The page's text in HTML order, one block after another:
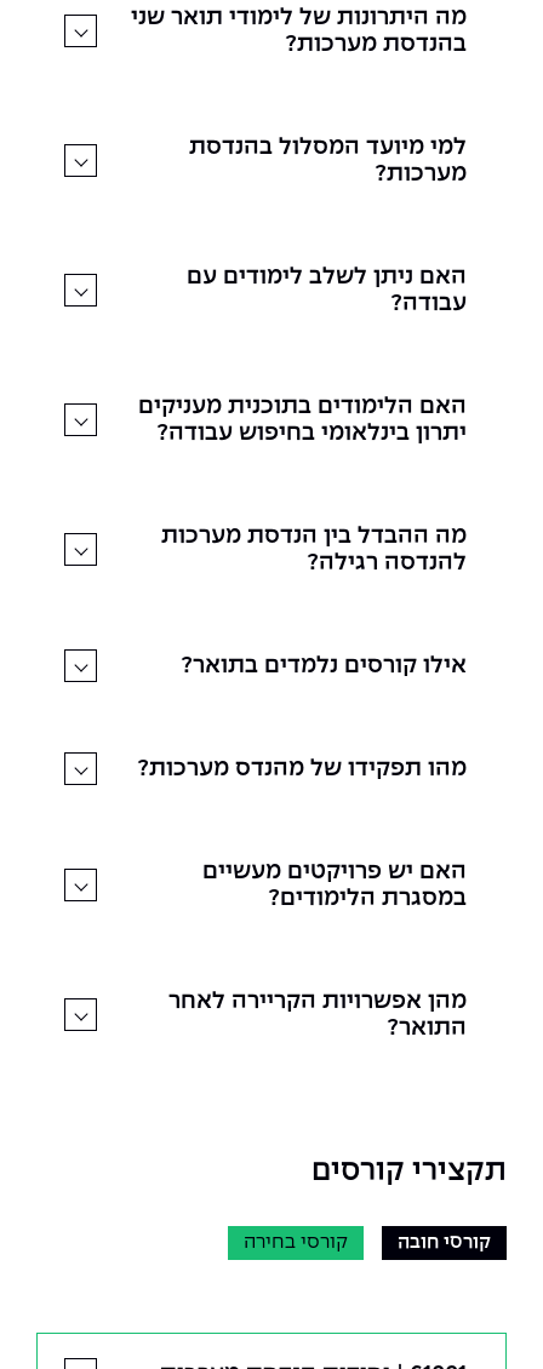
מה היתרונות של לימודי תואר שני
בהנדסת מערכות?
למי מיועד המסלול בהנדסת
מערכות?
האם ניתן לשלב לימודים עם
עבודה?
האם הלימודים בתוכנית מעניקים
יתרון בינלאומי בחיפוש עבודה?
מה ההבדל בין הנדסת מערכות
להנדסה רגילה?
אילו קורסים נלמדים בתואר?
מהו תפקידו של מהנדס מערכות?
האם יש פרויקטים מעשיים
במסגרת הלימודים?
מהן אפשרויות הקריירה לאחר
התואר?
תקצירי קורסים
קורסי חובה קורסי בחירה